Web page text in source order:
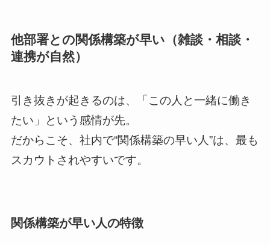
他部署との関係構築が早い（雑談・相談・
連携が自然）
引き抜きが起きるのは、「この人と一緒に働き
たい」という感情が先。
だからこそ、社内で“関係構築の早い人”は、最も
スカウトされやすいです。
関係構築が早い人の特徴